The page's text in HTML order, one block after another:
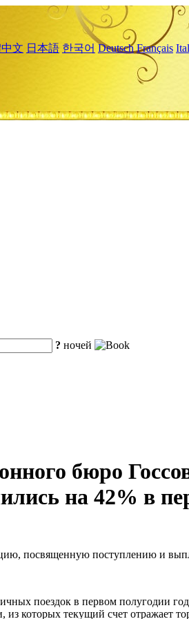
文 日本語 한국어 Deutsch Français
? ночей
бюро
на 42% в
посвященную поступлению и
поездок в первом полугодии
которых текущий счет отражает